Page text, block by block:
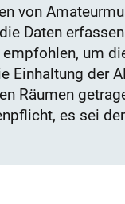
von
Daten
um
Einhaltung der
Räumen
es sei